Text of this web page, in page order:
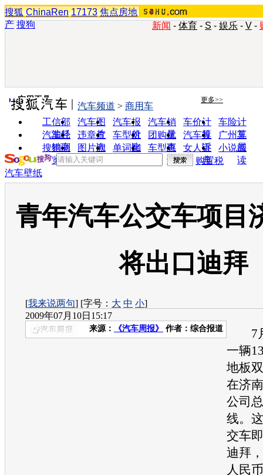
搜狐 ChinaRen 17173 焦点房地
产 搜狗 新闻 - 体育 - S - 娱乐 - V -
实用工具 更多>>
工信部
油耗
汽车图
片
汽车报
价
汽车销
量
车价计
算
车险计
算
汽车经
销商
违章查
询
车型对
比
团购优
惠
汽车投
诉
广州车
展
搜狗浏
览器
图片欣
赏
单词翻
车型查
询
女人宝
典
小说阅
读
汽车频道 > 商用车
购置税
汽车壁纸
青年汽车公交车项目
将出口迪拜
[我来说两句] [字号： 大 中 小]
2009年07月10日15:17
来源： 《汽车周报》 作者：综合报道
7月
一辆
地板
在济
公司
线。
交车
迪拜
人民